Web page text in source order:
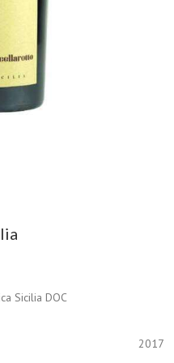
Sicilia DOC
2017